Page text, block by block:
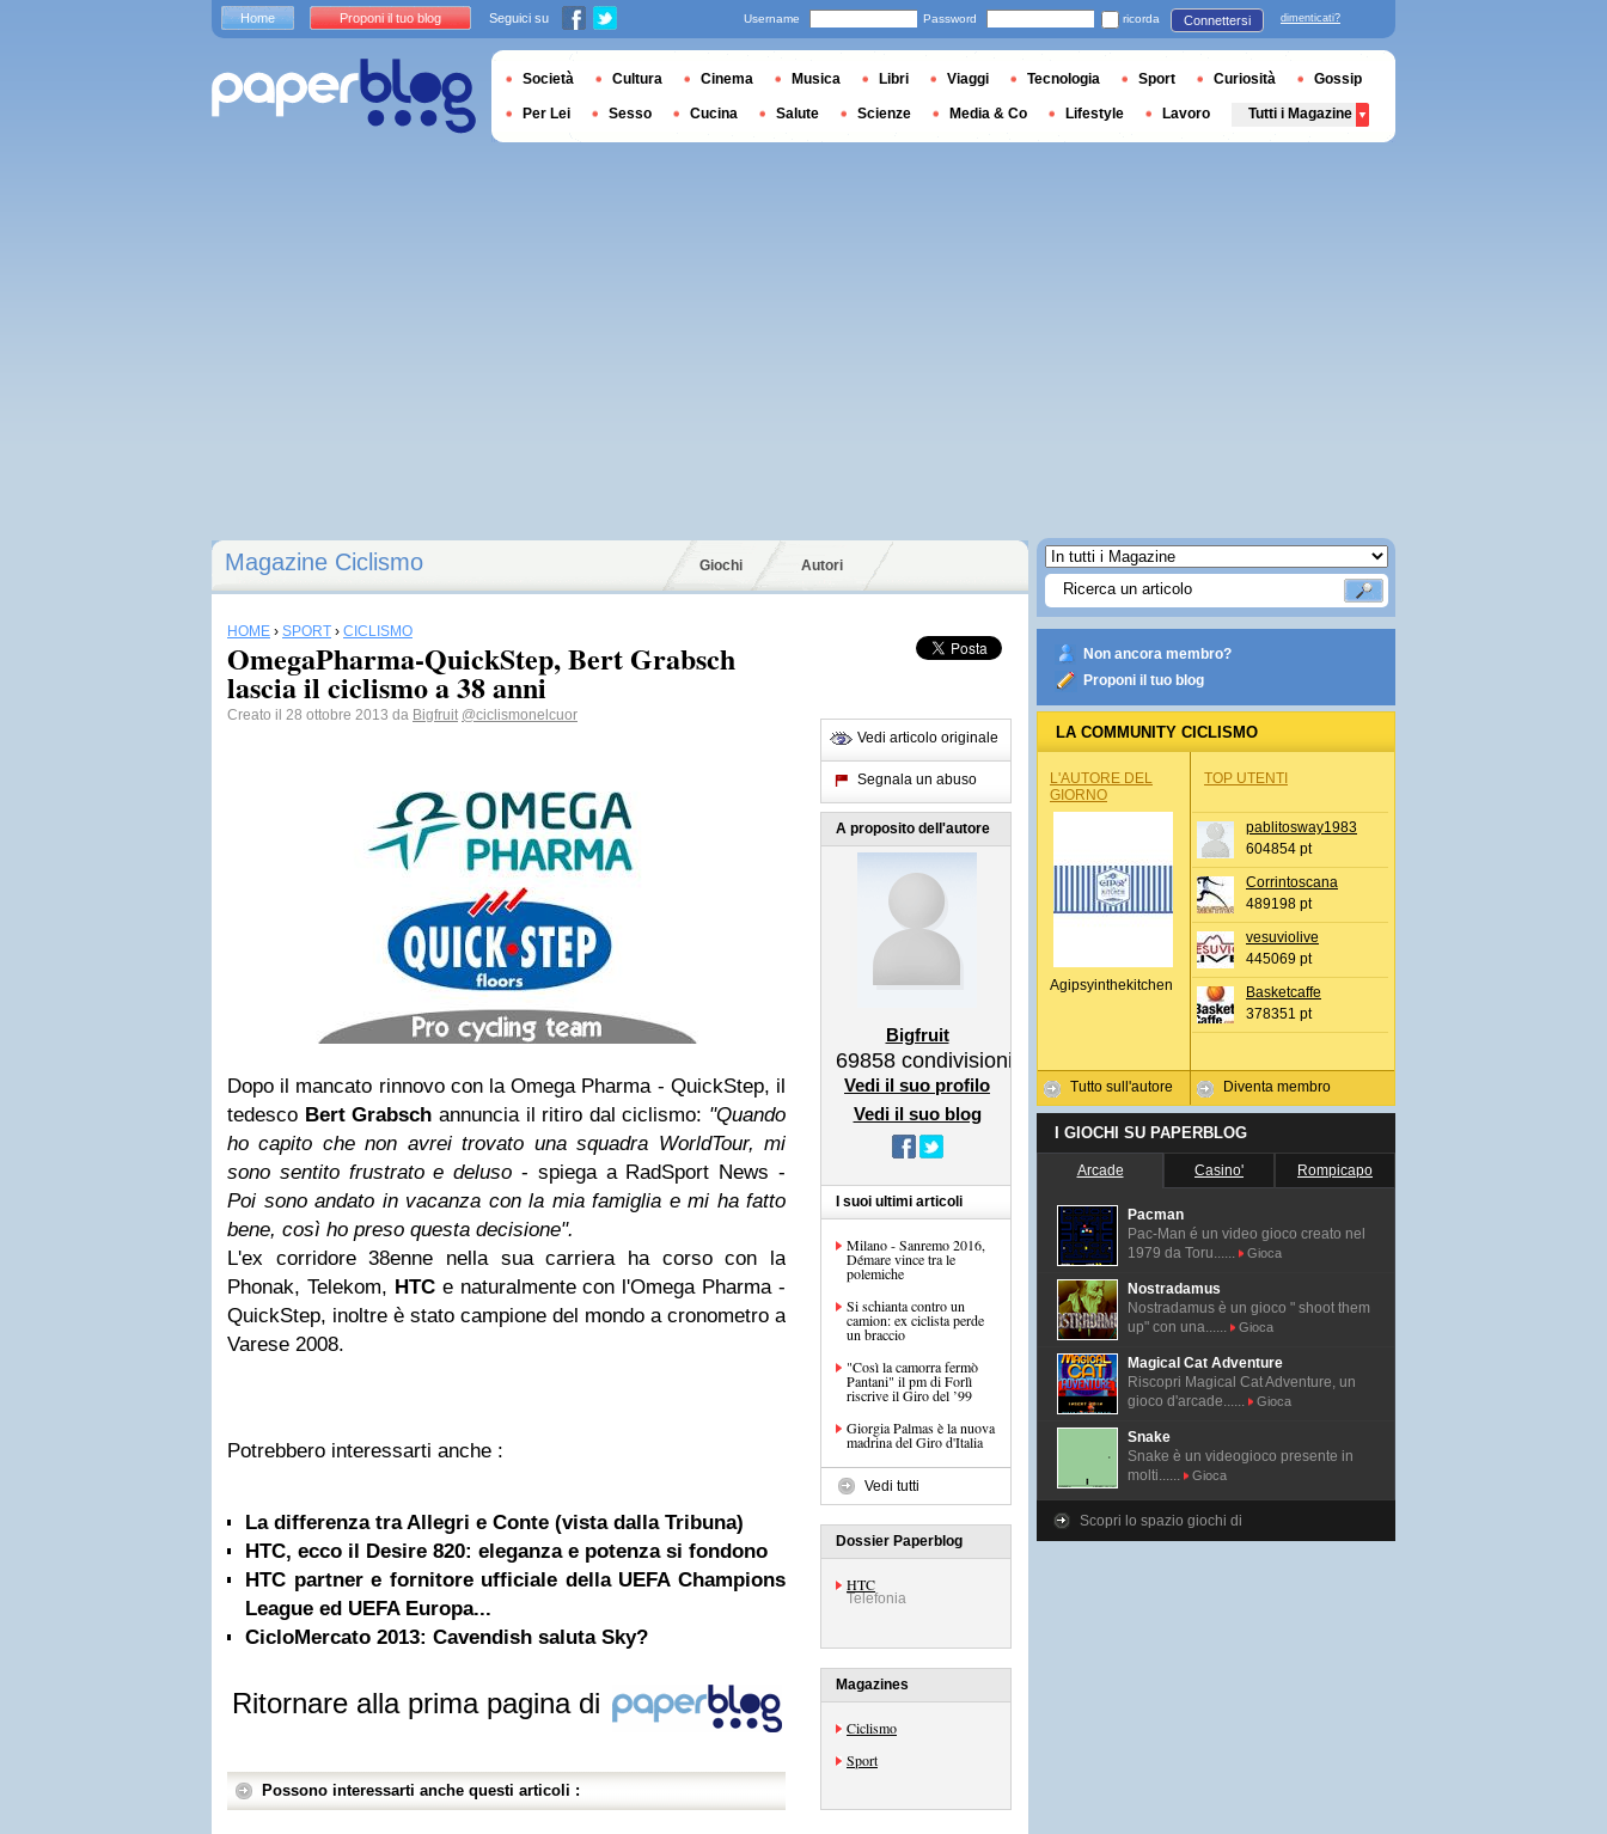
Magazine Ciclismo Giochi Autori
HOME › SPORT › CICLISMO
OmegaPharma-QuickStep, Bert Grabsch
lascia il ciclismo a 38 anni
Creato il 28 ottobre 2013 da Bigfruit @ciclismonelcuor
Dopo il mancato rinnovo con la Omega Pharma - QuickStep, il
tedesco Bert Grabsch annuncia il ritiro dal ciclismo: "Quando
ho capito che non avrei trovato una squadra WorldTour, mi
sono sentito frustrato e deluso - spiega a RadSport News -
Poi sono andato in vacanza con la mia famiglia e mi ha fatto
bene, così ho preso questa decisione".
L'ex corridore 38enne nella sua carriera ha corso con la
Phonak, Telekom, HTCe naturalmente con l'Omega Pharma -
QuickStep, inoltre è stato campione del mondo a cronometro a
Varese 2008.
Potrebbero interessarti anche :
La differenza tra Allegri e Conte (vista dalla Tribuna)
HTC, ecco il Desire 820: eleganza e potenza si fondono
HTC partner e fornitore ufficiale della UEFA Champions
League ed UEFA Europa...
CicloMercato 2013: Cavendish saluta Sky?
Ritornare alla prima pagina di
Possono interessarti anche questi articoli :
Vedi articolo originale
Segnala un abuso
A proposito dell'autore
Bigfruit
69858 condivisioni
Vedi il suo profilo
Vedi il suo blog
I suoi ultimi articoli
Milano - Sanremo 2016,
Démare vince tra le
polemiche
Si schianta contro un
camion: ex ciclista perde
un braccio
"Così la camorra fermò
Pantani" il pm di Forlì
riscrive il Giro del ’99
Giorgia Palmas è la nuova
madrina del Giro d'Italia
Vedi tutti
Dossier Paperblog
HTC
Telefonia
Magazines
Ciclismo
Sport
Non ancora membro?
Proponi il tuo blog
LA COMMUNITY CICLISMO
L'AUTORE DEL
GIORNO
Agipsyinthekitchen
Tutto sull'autore
TOP UTENTI
pablitosway1983
604854 pt
Corrintoscana
489198 pt
vesuviolive
445069 pt
Basketcaffe
378351 pt
Diventa membro
I GIOCHI SU PAPERBLOG
Arcade Casino' Rompicapo
Pacman
Pac-Man é un video gioco creato nel
1979 da Toru......
Gioca
Nostradamus
Nostradamus è un gioco " shoot them
up" con una......
Gioca
Magical Cat Adventure
Riscopri Magical Cat Adventure, un
gioco d'arcade......
Gioca
Snake
Snake è un videogioco presente in
molti......
Gioca
Scopri lo spazio giochi di
Home Proponi il tuo blog Seguici su Username Password ricorda Connettersi dimenticati?
Società Cultura Cinema Musica Libri Viaggi Tecnologia Sport Curiosità Gossip
Per Lei Sesso Cucina Salute Scienze Media & Co Lifestyle Lavoro Tutti i Magazine